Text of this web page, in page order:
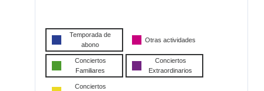
Temporada de
abono
Otras actividades
Conciertos
Familiares
Conciertos
Extraordinarios
Conciertos